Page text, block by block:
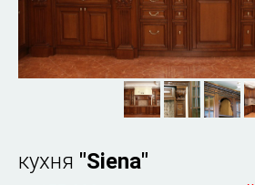
кухня "Siena"